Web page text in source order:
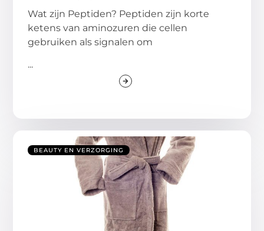
Wat zijn Peptiden? Peptiden zijn korte
ketens van aminozuren die cellen
gebruiken als signalen om
...
BEAUTY EN VERZORGING